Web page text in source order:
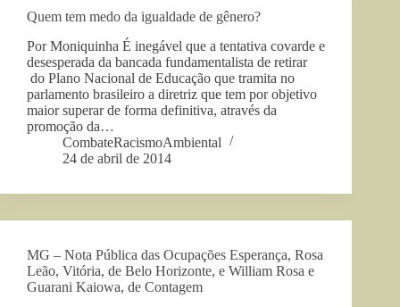
Quem tem medo da igualdade de gênero?
Por Moniquinha É inegável que a tentativa covarde e
desesperada da bancada fundamentalista de retirar
do Plano Nacional de Educação que tramita no
parlamento brasileiro a diretriz que tem por objetivo
maior superar de forma definitiva, através da
promoção da…
CombateRacismoAmbiental
24 de abril de 2014
MG – Nota Pública das Ocupações Esperança, Rosa
Leão, Vitória, de Belo Horizonte, e William Rosa e
Guarani Kaiowa, de Contagem